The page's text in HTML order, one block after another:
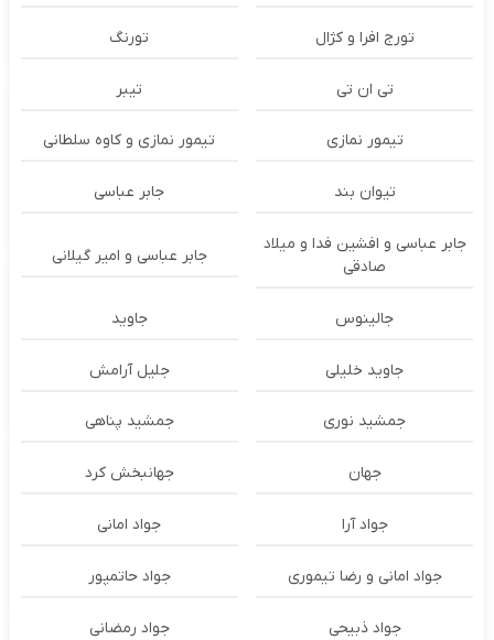
تورج افرا و کژال تورنگ
تی ان تی تیبر
تیمور نمازی تیمور نمازی و کاوه سلطانی
تیوان بند جابر عباسی
جابر عباسی و افشین فدا و میلاد
صادقی
جابر عباسی و امیر گیلانی
جالینوس جاوید
جاوید خلیلی جلیل آرامش
جمشید نوری جمشید پناهی
جهان جهانبخش کرد
جواد آرا جواد امانی
جواد امانی و رضا تیموری جواد حاتمپور
جواد ذبیحی جواد رمضانی